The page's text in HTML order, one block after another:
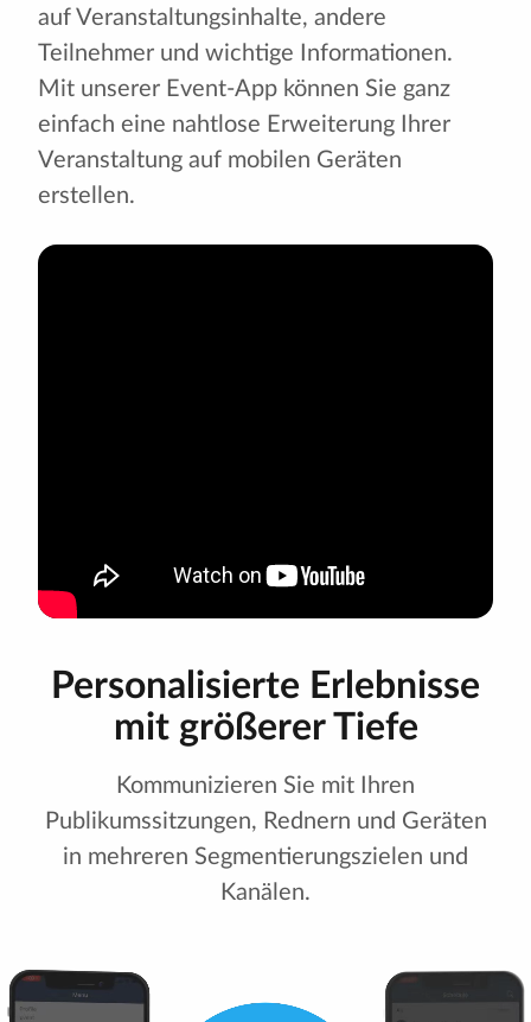
auf Veranstaltungsinhalte, andere
Teilnehmer und wichtige Informationen.
Mit unserer Event-App können Sie ganz
einfach eine nahtlose Erweiterung Ihrer
Veranstaltung auf mobilen Geräten
erstellen.
Personalisierte Erlebnisse
mit größerer Tiefe
Kommunizieren Sie mit Ihren
Publikumssitzungen, Rednern und Geräten
in mehreren Segmentierungszielen und
Kanälen.